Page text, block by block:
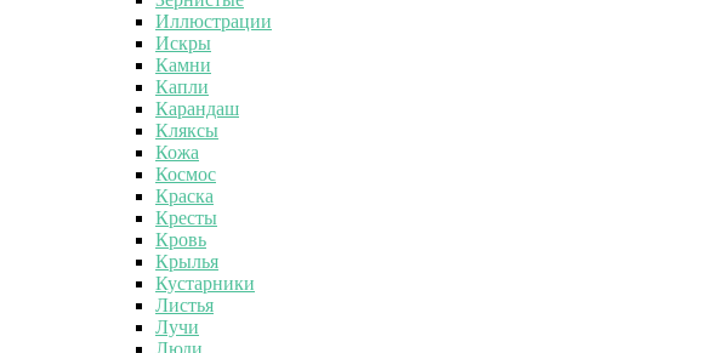
Иллюстрации
Искры
Камни
Капли
Карандаш
Кляксы
Кожа
Космос
Краска
Кресты
Кровь
Крылья
Кустарники
Листья
Лучи
Люди